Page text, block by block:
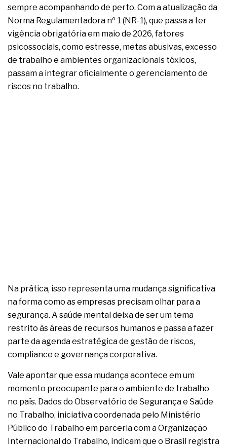
sempre acompanhando de perto. Com a atualização da
Norma Regulamentadora nº 1 (NR-1), que passa a ter
vigência obrigatória em maio de 2026, fatores
psicossociais, como estresse, metas abusivas, excesso
de trabalho e ambientes organizacionais tóxicos,
passam a integrar oficialmente o gerenciamento de
riscos no trabalho.
Na prática, isso representa uma mudança significativa
na forma como as empresas precisam olhar para a
segurança. A saúde mental deixa de ser um tema
restrito às áreas de recursos humanos e passa a fazer
parte da agenda estratégica de gestão de riscos,
compliance e governança corporativa.
Vale apontar que essa mudança acontece em um
momento preocupante para o ambiente de trabalho
no país. Dados do Observatório de Segurança e Saúde
no Trabalho, iniciativa coordenada pelo Ministério
Público do Trabalho em parceria com a Organização
Internacional do Trabalho, indicam que o Brasil registra